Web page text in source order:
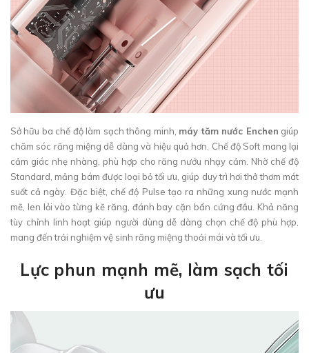
Sở hữu ba chế độ làm sạch thông minh, máy tăm nước Enchen giúp
chăm sóc răng miệng dễ dàng và hiệu quả hơn. Chế độ Soft mang lại
cảm giác nhẹ nhàng, phù hợp cho răng nướu nhạy cảm. Nhờ chế độ
Standard, mảng bám được loại bỏ tối ưu, giúp duy trì hơi thở thơm mát
suốt cả ngày. Đặc biệt, chế độ Pulse tạo ra những xung nước mạnh
mẽ, len lỏi vào từng kẽ răng, đánh bay cặn bẩn cứng đầu. Khả năng
tùy chỉnh linh hoạt giúp người dùng dễ dàng chọn chế độ phù hợp,
mang đến trải nghiệm vệ sinh răng miệng thoải mái và tối ưu.
Lực phun mạnh mẽ, làm sạch tối
ưu